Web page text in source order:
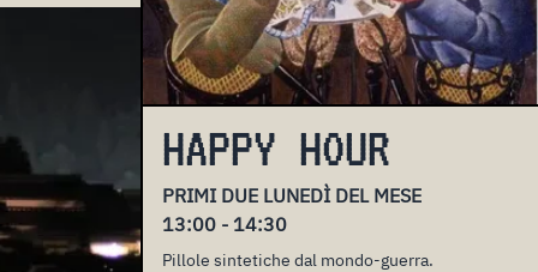
HAPPY HOUR
PRIMI DUE LUNEDÌ DEL MESE
13:00 - 14:30
Pillole sintetiche dal mondo-guerra.